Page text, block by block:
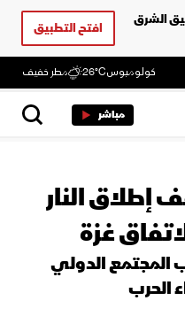
الشرق
افتح التطبيق
كولومبوس26°C مطر خفيف
مباشر
النار
غزة
المجتمع الدولي
الحرب